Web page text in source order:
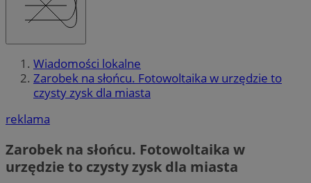
Wiadomości lokalne
Zarobek na słońcu. Fotowoltaika w urzędzie to
czysty zysk dla miasta
reklama
Zarobek na słońcu. Fotowoltaika w
urzędzie to czysty zysk dla miasta